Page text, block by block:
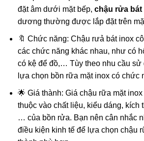
đặt âm dưới mặt bếp, chậu rửa
dương thường được lắp đặt trên
🔖 Chức năng: Chậu rưả bát inox
các chức năng khác nhau, như có
có kệ để đồ,… Tùy theo nhu cầu sử
lựa chọn bồn rữa mặt inox có chức
🌟 Giá thành: Giá chậu rữa mặt
thuộc vào chất liệu, kiểu dáng, kích
… của bồn rửa. Bạn nên cân nhắc
điều kiện kinh tế để lựa chọn chậu